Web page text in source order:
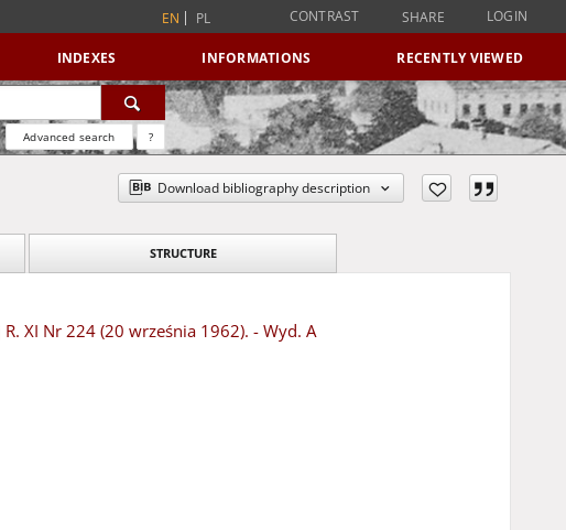
EN PL CONTRAST SHARE LOGIN
INDEXES INFORMATIONS RECENTLY VIEWED
Advanced search ?
Download bibliography description
STRUCTURE
XI Nr 224 (20 września 1962). - Wyd. A